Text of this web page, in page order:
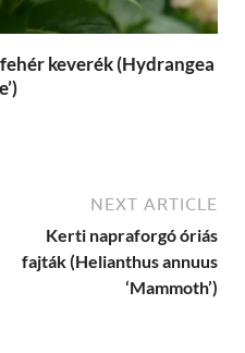
keverék (Hydrangea
NEXT ARTICLE
Kerti napraforgó óriás
fajták (Helianthus annuus
‘Mammoth’)